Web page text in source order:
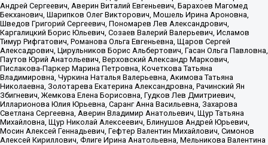
Андрей Сергеевич, Аверин Виталий Евгеньевич, Барахоев Магомед
Бекханович, Шарипков Олег Викторович, Мошель Ирина Ароновна,
Шведов Григорий Сергеевич, Пономарев Лев Александрович,
Каргалицкий Борис Юльевич, Созаев Валерий Валерьевич, Исламов
Тимур Рифгатович, Романова Ольга Евгеньевна, Щаров Сергей
Алексадрович, Цирульников Борис Альбертович, Гасан Ольга Павловна,
Паутов Юрий Анатольевич, Верховский Александр Маркович,
Пислакова-Паркер Марина Петровна, Кочеткова Татьяна
Владимировна, Чуркина Наталья Валерьевна, Акимова Татьяна
Николаевна, Золотарева Екатерина Александровна, Рачинский Ян
Збигневич, Жемкова Елена Борисовна, Гудков Лев Дмитриевич,
Илларионова Юлия Юрьевна, Саранг Анна Васильевна, Захарова
Светлана Сергеевна, Аверин Владимир Анатольевич, Щур Татьяна
Михайловна, Щур Николай Алексеевич, Блинушов Андрей Юрьевич,
Мосин Алексей Геннадьевич, Гефтер Валентин Михайлович, Симонов
Алексей Кириллович, Флиге Ирина Анатольевна, Мельникова Валентина